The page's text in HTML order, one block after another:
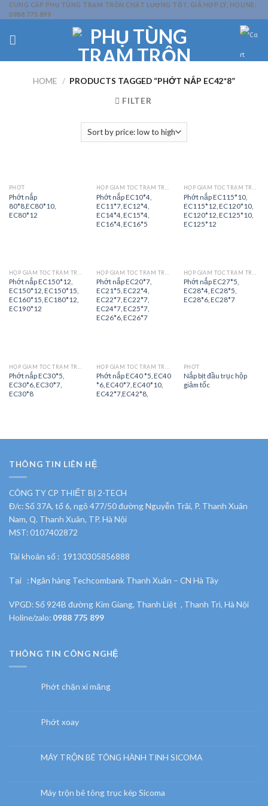
Skip
to
CUNG CẤP PHỤ TÙNG TRẠM TRỘN CHẤT LƯỢNG TỐT, GIÁ HỢP LÝ, HOLINE:
0988 775 899
HOME / PRODUCTS TAGGED “PHỚT NẮP EC42*8”
FILTER
PHỚT
Phớt nắp
80*8,EC80*10,
EC80*12
HỘP GIẢM TỐC TRẠM TRỘN
Phớt nắp EC10*4,
EC11*7, EC12*4,
EC14*4, EC15*4,
EC16*4, EC16*5
HỘP GIẢM TỐC TRẠM TRỘN
Phớt nắp EC115*10,
EC115*12, EC120*10,
EC120*12, EC125*10,
EC125*12
Phớt nắp EC150*12,
EC150*12, EC150*15,
EC160*15, EC180*12,
EC190*12
Phớt nắp EC20*7,
EC21*5, EC22*4,
EC22*7, EC22*7,
EC24*7, EC25*7,
EC26*6, EC26*7
Phớt nắp EC27*5,
EC28*4, EC28*5,
EC28*6, EC28*7
Phớt nắp EC30*5,
EC30*6, EC30*7,
EC30*8
Phớt nắp EC40 *5, EC40
*6, EC40*7, EC40*10,
EC42*7,EC42*8,
PHỚT
Nắp bịt đầu trục hộp
giảm tốc
THÔNG TIN LIÊN HỆ
CÔNG TY CP THIẾT BỊ 2-TECH
Đ/c: Số 37A, tổ 6, ngõ 477/50 đường Nguyễn Trãi, P. Thanh Xuân
Nam, Q. Thanh Xuân, TP. Hà Nội
MST: 0107402872
Tài khoản số : 19130305856888
Tại : Ngân hàng Techcombank Thanh Xuân – CN Hà Tây
VPGD: Số 924B đường Kim Giang, Thanh Liệt , Thanh Trì, Hà Nội
Holine/zalo: 0988 775 899
THÔNG TIN CÔNG NGHỆ
Phớt chặn xi măng
Phớt xoay
MÁY TRỘN BÊ TÔNG HÀNH TINH SICOMA
Máy trộn bê tông trục kép Sicoma